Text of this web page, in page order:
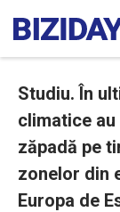
Studiu. În
climatice
zăpadă pe
zonelor din
Europa de